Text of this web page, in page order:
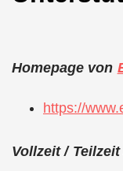
Homepage von
https://
Vollzeit /